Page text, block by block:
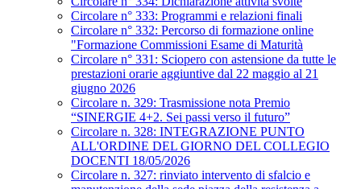
Circolare n° 333: Programmi e relazioni finali
Circolare n° 332: Percorso di formazione online
"Formazione Commissioni Esame di Maturità
Circolare n° 331: Sciopero con astensione da tutte le
prestazioni orarie aggiuntive dal 22 maggio al 21
giugno 2026
Circolare n. 329: Trasmissione nota Premio
“SINERGIE 4+2. Sei passi verso il futuro”
Circolare n. 328: INTEGRAZIONE PUNTO
ALL'ORDINE DEL GIORNO DEL COLLEGIO
DOCENTI 18/05/2026
Circolare n. 327: rinviato intervento di sfalcio e